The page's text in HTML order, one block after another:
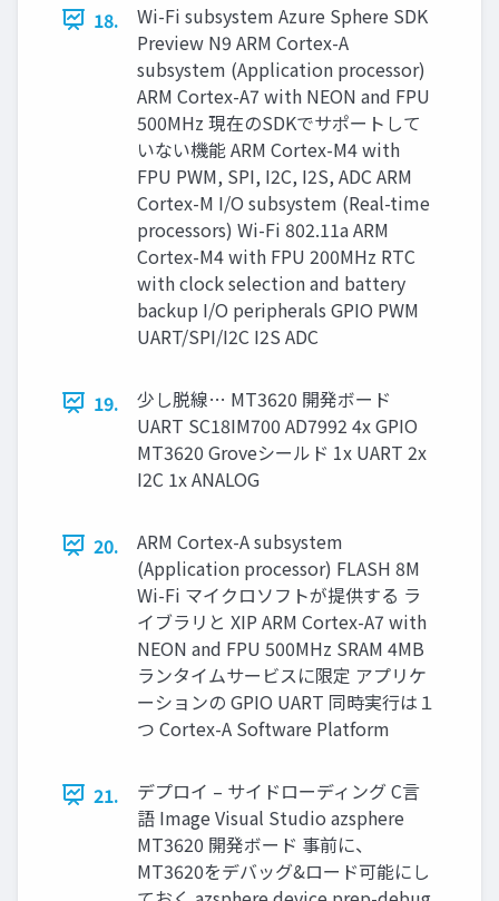
18.
Wi-Fi subsystem Azure Sphere SDK
Preview N9 ARM Cortex-A
subsystem (Application processor)
ARM Cortex-A7 with NEON and FPU
500MHz 現在のSDKでサポートして
いない機能 ARM Cortex-M4 with
FPU PWM, SPI, I2C, I2S, ADC ARM
Cortex-M I/O subsystem (Real-time
processors) Wi-Fi 802.11a ARM
Cortex-M4 with FPU 200MHz RTC
with clock selection and battery
backup I/O peripherals GPIO PWM
UART/SPI/I2C I2S ADC
19.
少し脱線… MT3620 開発ボード
UART SC18IM700 AD7992 4x GPIO
MT3620 Groveシールド 1x UART 2x
I2C 1x ANALOG
20.
ARM Cortex-A subsystem
(Application processor) FLASH 8M
Wi-Fi マイクロソフトが提供する ラ
イブラリと XIP ARM Cortex-A7 with
NEON and FPU 500MHz SRAM 4MB
ランタイムサービスに限定 アプリケ
ーションの GPIO UART 同時実行は１
つ Cortex-A Software Platform
21.
デプロイ – サイドローディング C言
語 Image Visual Studio azsphere
MT3620 開発ボード 事前に、
MT3620をデバッグ&ロード可能にし